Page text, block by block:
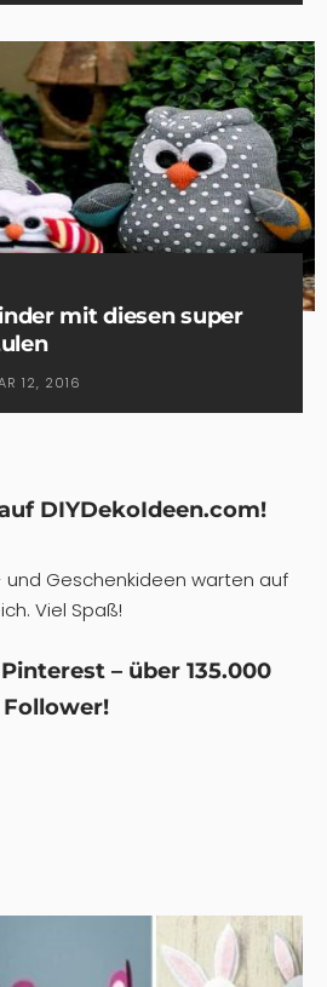
mit diesen super
12, 2016
DIYDekoIdeen.com!
und Geschenkideen warten auf
Viel Spaß!
– über 135.000
Follower!